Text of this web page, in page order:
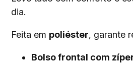
dia.
Feita em poliéster, garante
Bolso frontal com